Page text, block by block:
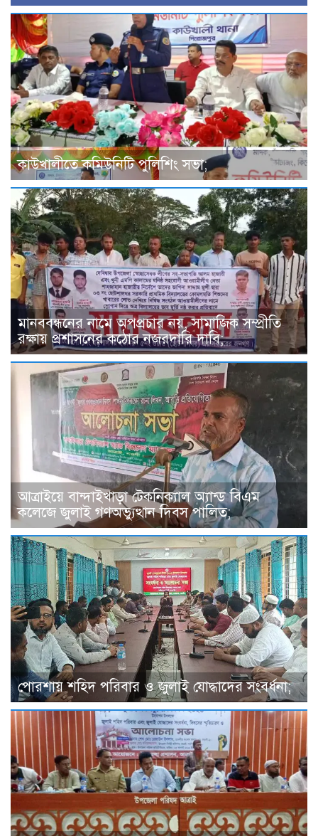
কাউখালীতে কমিউনিটি পুলিশিং সভা;
মানববন্ধনের নামে অপপ্রচার নয়, সামাজিক সম্প্রীতি
রক্ষায় প্রশাসনের কঠোর নজরদারি দাবি;
আত্রাইয়ে বান্দাইখাড়া টেকনিক্যাল অ্যান্ড বিএম
কলেজে জুলাই গণঅভ্যুত্থান দিবস পালিত;
পোরশায় শহিদ পরিবার ও জুলাই যোদ্ধাদের সংবর্ধনা;